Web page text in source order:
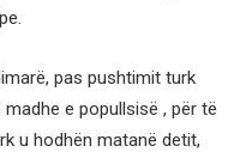
pas pushtimit turk
e popullsisë , për të
u hodhën matanë detit,